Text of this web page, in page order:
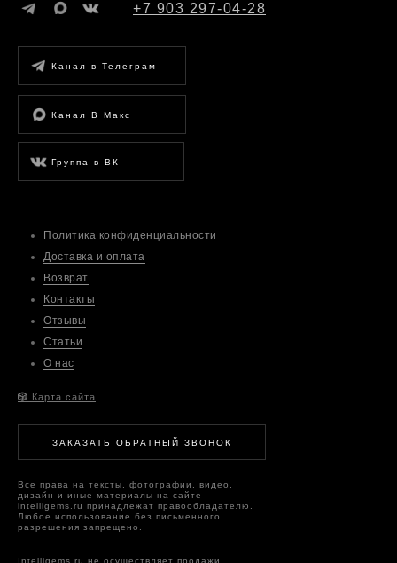
ЗАКАЗАТЬ ОБРАТНЫЙ ЗВОНОК
Все права на тексты, фотографии, видео,
дизайн и иные материалы на сайте
intelligems.ru принадлежат правообладателю.
Любое использование без письменного
разрешения запрещено.
Политика конфиденциальности
Доставка и оплата
Возврат
Контакты
Отзывы
Статьи
О нас
+7 903 297-04-28
Канал В Макс
Группа в ВК
Канал в Телеграм
🎲 Карта сайта